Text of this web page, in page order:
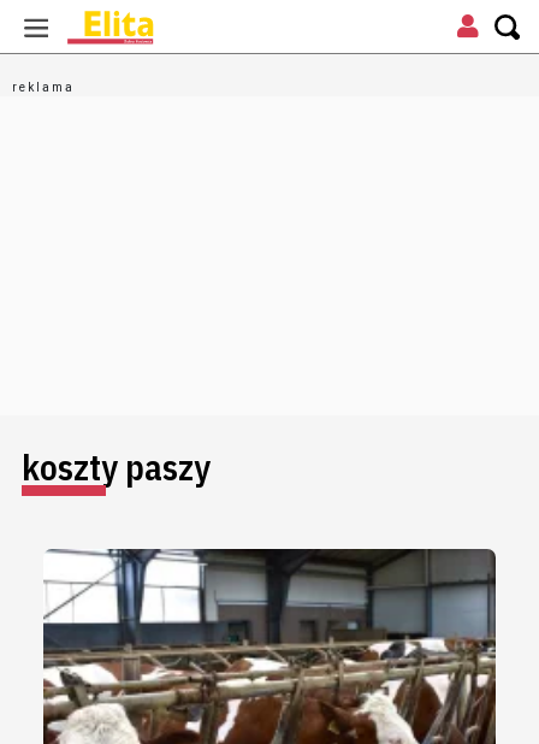
koszty paszy